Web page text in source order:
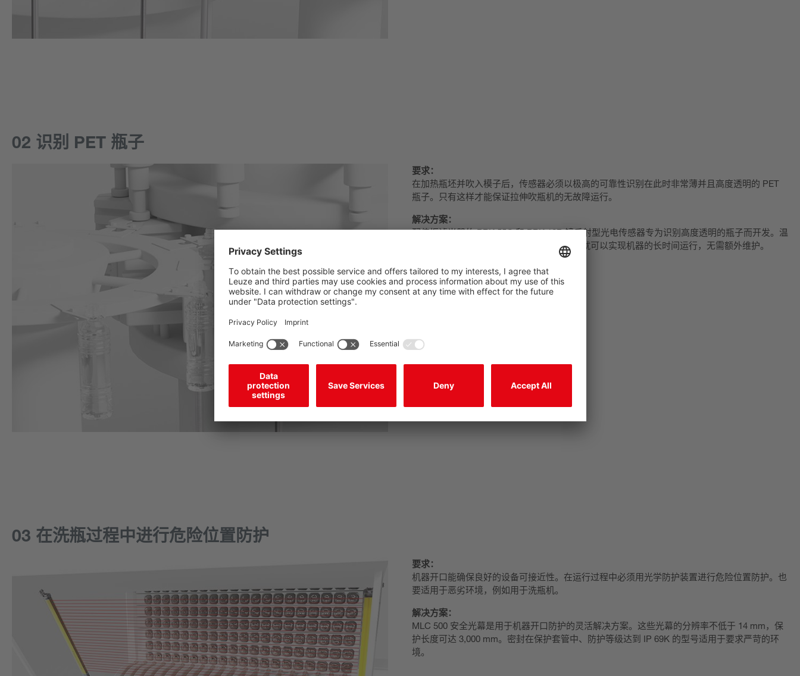
02 识别 PET 瓶子
要求：
在加热瓶坯并吹入模子后，传感器必须以极高的可靠性识别在此时非常薄并且高度透明的 PET
瓶子。只有这样才能保证拉伸吹瓶机的无故障运行。
解决方案：
配偏振滤光器的 PRK 55C 和 PRK 18B 镜反射型光电传感器专为识别高度透明的瓶子而开发。温
度和污染补偿可对环境影响进行补偿。这样就可以实现机器的长时间运行，无需额外维护。
03 在洗瓶过程中进行危险位置防护
要求：
机器开口能确保良好的设备可接近性。在运行过程中必须用光学防护装置进行危险位置防护。也
要适用于恶劣环境，例如用于洗瓶机。
解决方案：
MLC 500 安全光幕是用于机器开口防护的灵活解决方案。这些光幕的分辨率不低于 14 mm，保
护长度可达 3,000 mm。密封在保护套管中、防护等级达到 IP 69K 的型号适用于要求严苛的环
境。